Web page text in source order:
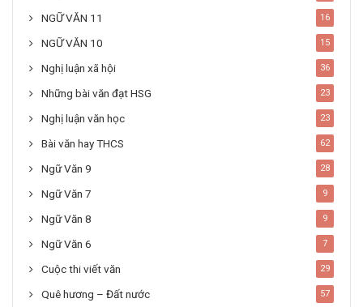
NGỮ VĂN 11 16
NGỮ VĂN 10 15
Nghị luận xã hội 36
Những bài văn đạt HSG 23
Nghị luận văn học 23
Bài văn hay THCS 62
Ngữ Văn 9 28
Ngữ Văn 7 9
Ngữ Văn 8 9
Ngữ Văn 6 7
Cuộc thi viết văn 29
Quê hương – Đất nước 57